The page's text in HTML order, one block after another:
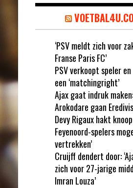
‘PSV meldt zich voor
Franse Paris FC’
PSV verkoopt speler
een ‘matchingright’
Ajax gaat indruk
Arokodare gaan
Devy Rigaux hakt
Feyenoord-spelers
vertrekken’
Cruijff dendert door:
zich voor 27-jarige
Imran Louza’